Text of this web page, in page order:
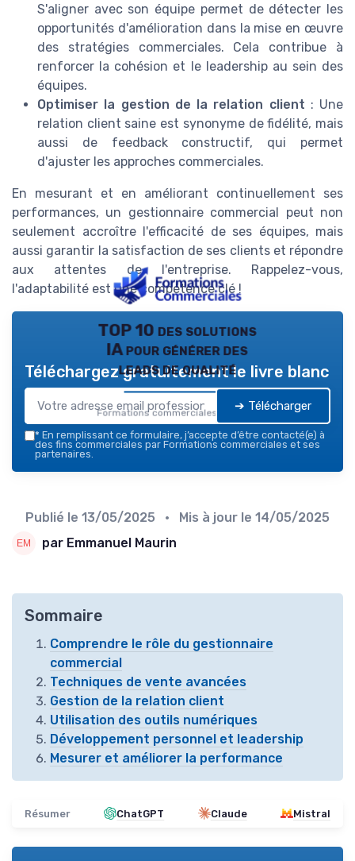
S'aligner avec son équipe permet de détecter les
opportunités d'amélioration dans la mise en œuvre
des stratégies commerciales. Cela contribue à
renforcer la cohésion et le leadership au sein des
équipes.
Optimiser la gestion de la relation client : Une
relation client saine est synonyme de fidélité, mais
aussi de feedback constructif, qui permet
d'ajuster les approches commerciales.
En mesurant et en améliorant continuellement ses
performances, un gestionnaire commercial peut non
seulement accroître l'efficacité de ses équipes, mais
aussi garantir la satisfaction de ses clients et répondre
aux attentes de l'entreprise. Rappelez-vous,
l'adaptabilité est une compétence clé !
TOP 10 des solutions
IA pour générer des
leads de qualité
Formations commerciales — 2026
Téléchargez gratuitement le livre blanc
➔ Télécharger
* En remplissant ce formulaire, j’accepte d’être contacté(e) à
des fins commerciales par Formations commerciales et ses
partenaires.
Publié le 13/05/2025 • Mis à jour le 14/05/2025
par Emmanuel Maurin
Sommaire
Comprendre le rôle du gestionnaire
commercial
Techniques de vente avancées
Gestion de la relation client
Utilisation des outils numériques
Développement personnel et leadership
Mesurer et améliorer la performance
Résumer ChatGPT Claude Mistral